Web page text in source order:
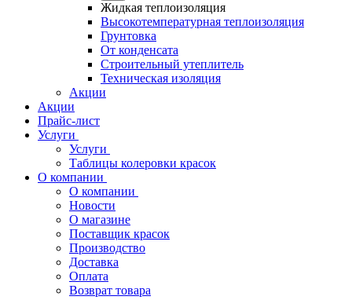
Жидкая теплоизоляция
Высокотемпературная теплоизоляция
Грунтовка
От конденсата
Строительный утеплитель
Техническая изоляция
Акции
Акции
Прайс-лист
Услуги
Услуги
Таблицы колеровки красок
О компании
О компании
Новости
О магазине
Поставщик красок
Производство
Доставка
Оплата
Возврат товара